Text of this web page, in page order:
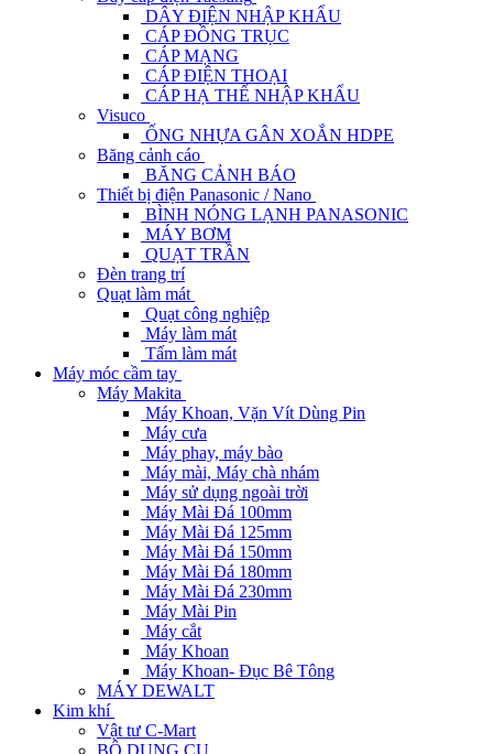
DÂY ĐIỆN NHẬP KHẨU
CÁP ĐỒNG TRỤC
CÁP MẠNG
CÁP ĐIỆN THOẠI
CÁP HẠ THẾ NHẬP KHẨU
Visuco
ỐNG NHỰA GÂN XOẮN HDPE
Băng cảnh cáo
BĂNG CẢNH BÁO
Thiết bị điện Panasonic / Nano
BÌNH NÓNG LẠNH PANASONIC
MÁY BƠM
QUẠT TRẦN
Đèn trang trí
Quạt làm mát
Quạt công nghiệp
Máy làm mát
Tấm làm mát
Máy móc cầm tay
Máy Makita
Máy Khoan, Vặn Vít Dùng Pin
Máy cưa
Máy phay, máy bào
Máy mài, Máy chà nhám
Máy sử dụng ngoài trời
Máy Mài Đá 100mm
Máy Mài Đá 125mm
Máy Mài Đá 150mm
Máy Mài Đá 180mm
Máy Mài Đá 230mm
Máy Mài Pin
Máy cắt
Máy Khoan
Máy Khoan- Đục Bê Tông
MÁY DEWALT
Kim khí
Vật tư C-Mart
BỘ DỤNG CỤ